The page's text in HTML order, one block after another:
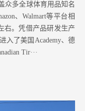
众多全球体育用品知名
、Walmart等平台相
右。凭借产品研发生产
入了美国Academy、德
Tir···